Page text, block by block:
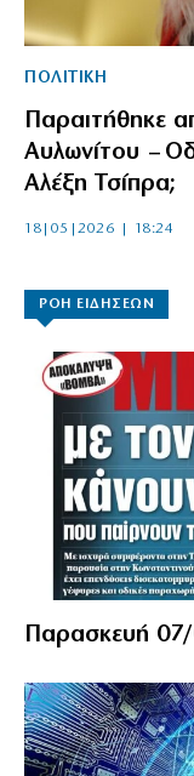
ΠΟΛΙΤΙΚΗ
Παραιτήθηκε
Αυλωνίτου –
Αλέξη Τσίπρα;
18|05|2026 | 18:24
ΡΟΗ ΕΙΔΗΣΕΩΝ
Παρασκευή